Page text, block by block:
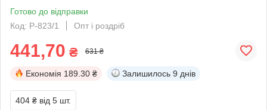
Готово до відправки
Код: P-823/1
Опт і роздріб
441,70 ₴ 631 ₴
Економія 189.30 ₴ Залишилось 9 днів
404 ₴ від 5 шт.